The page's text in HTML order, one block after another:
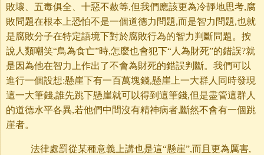
敗壞、五毒俱全、十惡不赦等,但我們應該更為冷靜地思考,腐
敗問題在根本上恐怕不是一個道德力問題,而是智力問題,也就
是腐敗分子在特定語境下對於腐敗行為的智力判斷問題。按
說人類嘲笑“鳥為食亡”時,怎麼也會犯下“人為財死”的錯誤?就
是因為他在智力上作出了不會為財死的錯誤判斷。我們可以
進行一個設想:懸崖下有一百萬塊錢,懸崖上一大群人同時發現
這一大筆錢,誰先跳下懸崖就可以得到這筆錢,但是盡管這群人
的道德水平各異,若他們中間沒有精神病者,斷然不會有一個跳
崖者。
法律處罰從某種意義上講也是這“懸崖”,而且更為厲害,